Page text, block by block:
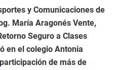
y Comunicaciones de
María Aragonés Vente,
Seguro a Clases
en el colegio Antonia
de más de